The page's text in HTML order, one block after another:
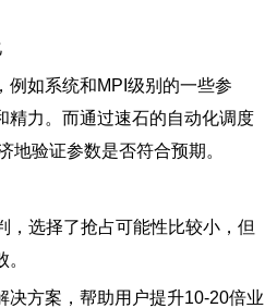
如系统和MPI级别的一些参
精力。而通过速石的自动化调度
验证参数是否符合预期。
选择了抢占可能性比较小，但
方案，帮助用户提升10-20倍业